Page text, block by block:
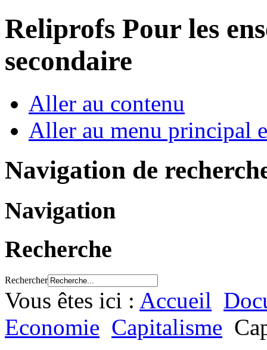
Reliprofs Pour les
secondaire
Aller au contenu
Aller au menu principal
Navigation de
Navigation
Recherche
Rechercher
Vous êtes ici : Accueil
Economie Capitalisme